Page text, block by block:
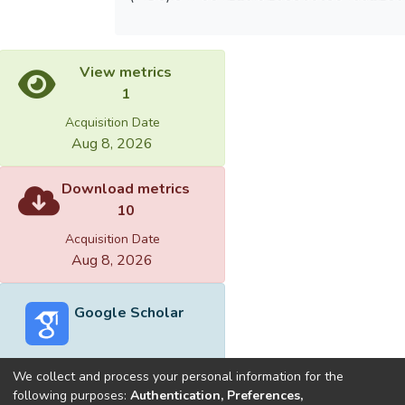
View metrics
1
Acquisition Date
Aug 8, 2026
Download metrics
10
Acquisition Date
Aug 8, 2026
Google Scholar
We collect and process your personal information for the
following purposes: Authentication, Preferences,